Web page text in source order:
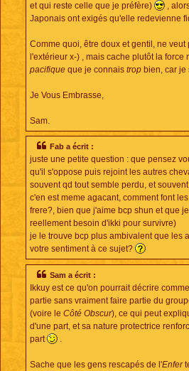
et qui reste celle que je préfère)
,
Japonais ont exigés qu'elle redevienne
Comme quoi, être doux et gentil, ne
l'extérieur x-) , mais cache plutôt la force
pacifique que je connais trop bien, car je
Je Vous Embrasse,
Sam.
Fab a écrit :
juste une petite question : que pensez
qu'il s'oppose puis rejoint les autres
souvent qd tout semble perdu, et
c'en est meme agacant, comment font
frere?, bien que j'aime bcp shun et que
reellement besoin d'ikki pour survivre)
je le trouve bcp plus ambivalent que les
votre sentiment à ce sujet?
Sam a écrit :
Ikkuy est ce qu'on pourrait décrire
partie sans vraiment faire partie du
(voire le Côté Obscur), ce qui peut
d'une part, et sa nature protectrice
part
Sache que les gens rescapés de l'Enfer